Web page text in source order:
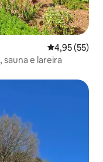
Classificação
4,95 (55)
sauna e lareira